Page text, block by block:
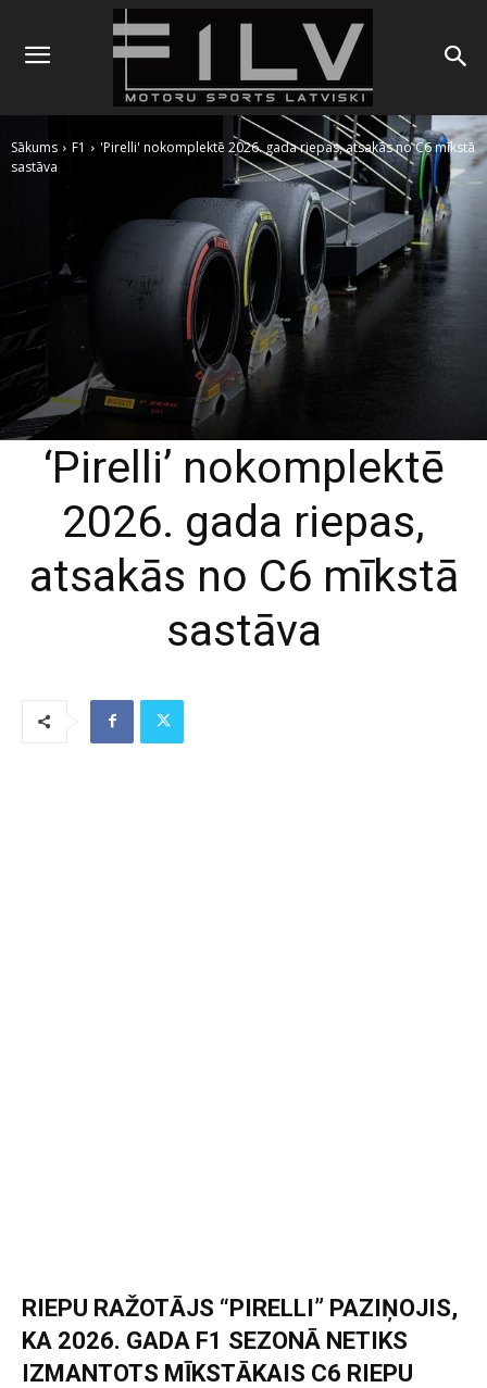
Sākums F1
'Pirelli' nokomplektē 2026. gada riepas, atsakās no C6 mīkstā
sastāva
‘Pirelli’ nokomplektē
2026. gada riepas,
atsakās no C6 mīkstā
sastāva
RIEPU RAŽOTĀJS “PIRELLI” PAZIŅOJIS,
KA 2026. GADA F1 SEZONĀ NETIKS
IZMANTOTS MĪKSTĀKAIS C6 RIEPU